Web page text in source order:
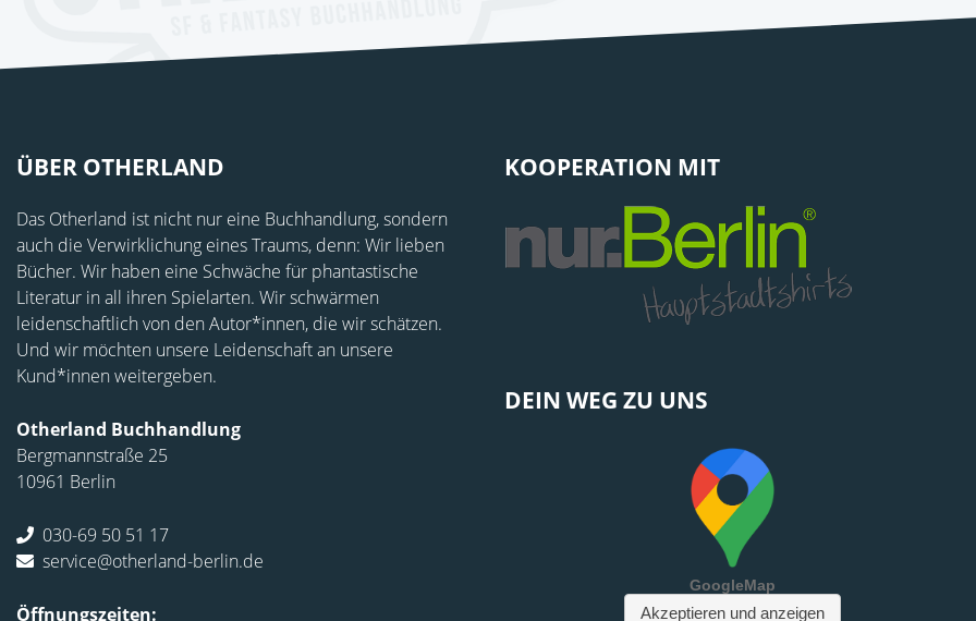
ÜBER OTHERLAND
Das Otherland ist nicht nur eine Buchhandlung, sondern
auch die Verwirklichung eines Traums, denn: Wir lieben
Bücher. Wir haben eine Schwäche für phantastische
Literatur in all ihren Spielarten. Wir schwärmen
leidenschaftlich von den Autor*innen, die wir schätzen.
Und wir möchten unsere Leidenschaft an unsere
Kund*innen weitergeben.
Otherland Buchhandlung
Bergmannstraße 25
10961 Berlin
030-69 50 51 17
service@otherland-berlin.de
Öffnungszeiten:
KOOPERATION MIT
DEIN WEG ZU UNS